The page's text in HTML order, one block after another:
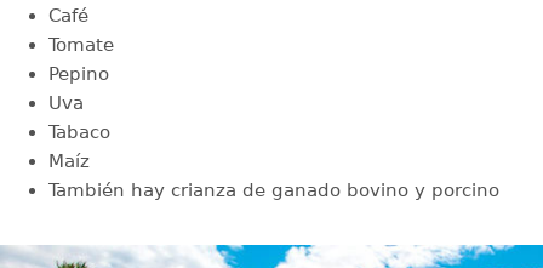
Café
Tomate
Pepino
Uva
Tabaco
Maíz
También hay crianza de ganado bovino y porcino